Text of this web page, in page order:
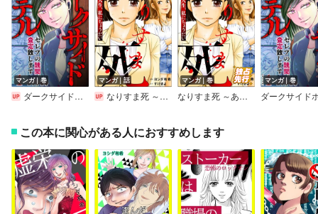
マンガ｜巻
ダークサイドホテル ～セレブの醜聞、査定致します～
マンガ｜話
なりすま死 ～あんたの人生、私にちょうだい～（分冊版）
マンガ｜巻
なりすま死 ～あんたの人生、私にちょうだい～
マンガ｜巻
この本に関心がある人におすすめします